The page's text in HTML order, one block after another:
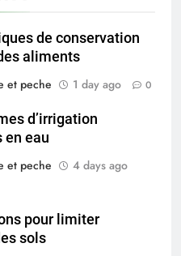
de conservation
aliments
et peche
1 day ago 0
d’irrigation
en eau
et peche
4 days ago
pour limiter
sols